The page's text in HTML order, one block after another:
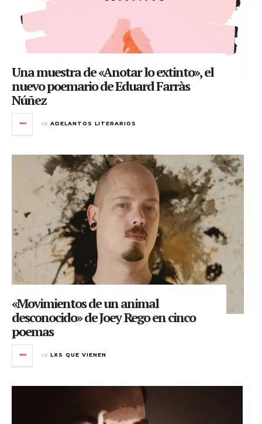
Una muestra de «Anotar lo extinto», el
nuevo poemario de Eduard Farràs
Núñez
en ADELANTOS LITERARIOS
«Movimientos de un animal
desconocido» de Joey Rego en cinco
poemas
en LXS QUE VIENEN